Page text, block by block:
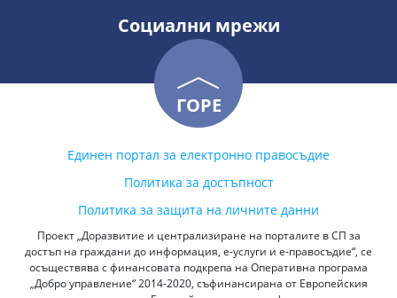
Социални мрежи
ГОРЕ
Единен портал за електронно правосъдие
Политика за достъпност
Политика за защита на личните данни
Проект „Доразвитие и централизиране на порталите в СП за
достъп на граждани до информация, е-услуги и е-правосъдие“, се
осъществява с финансовата подкрепа на Оперативна програма
„Добро управление“ 2014-2020, съфинансирана от Европейския